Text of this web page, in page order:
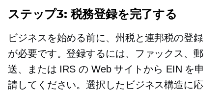
ステップ3: 税務登録を完了する
ビジネスを始める前に、州税と連邦税の登録
が必要です。登録するには、ファックス、郵
送、または IRS の Web サイトから EIN を申
請してください。選択したビジネス構造に応